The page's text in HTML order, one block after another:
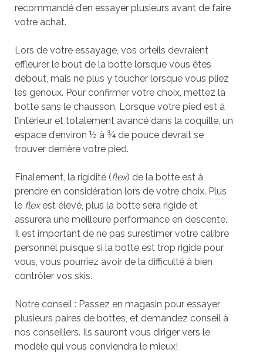
recommandé d’en essayer plusieurs avant de faire
votre achat.
Lors de votre essayage, vos orteils devraient
effleurer le bout de la botte lorsque vous êtes
debout, mais ne plus y toucher lorsque vous pliez
les genoux. Pour confirmer votre choix, mettez la
botte sans le chausson. Lorsque votre pied est à
l’intérieur et totalement avancé dans la coquille, un
espace d’environ ½ à ¾ de pouce devrait se
trouver derrière votre pied.
Finalement, la rigidité (flex) de la botte est à
prendre en considération lors de votre choix. Plus
le flexest élevé, plus la botte sera rigide et
assurera une meilleure performance en descente.
Il est important de ne pas surestimer votre calibre
personnel puisque si la botte est trop rigide pour
vous, vous pourriez avoir de la difficulté à bien
contrôler vos skis.
Notre conseil : Passez en magasin pour essayer
plusieurs paires de bottes, et demandez conseil à
nos conseillers. Ils sauront vous diriger vers le
modèle qui vous conviendra le mieux!